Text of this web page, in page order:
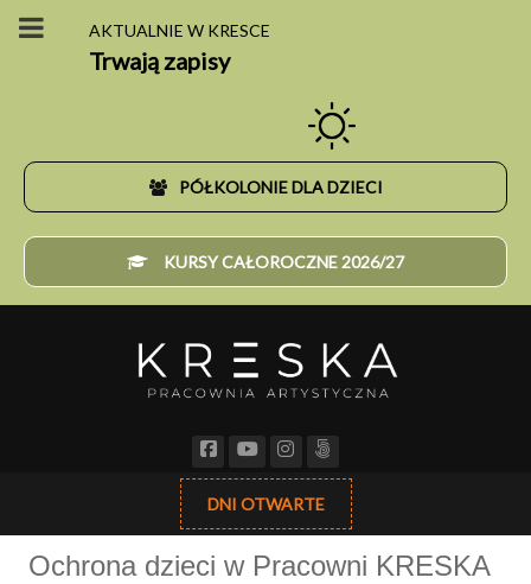
AKTUALNIE W KRESCE
Trwają zapisy
PÓŁKOLONIE DLA DZIECI
KURSY CAŁOROCZNE 2026/27
DNI OTWARTE
Ochrona dzieci w Pracowni KRESKA